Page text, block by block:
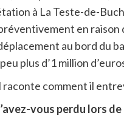
à La Teste-de-
en raison
au bord du
plus d’1 million
raconte comment il
vous perdu lors